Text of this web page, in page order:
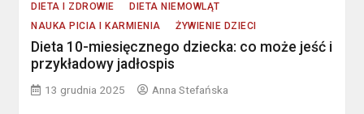
DIETA I ZDROWIE
DIETA NIEMOWLĄT
NAUKA PICIA I KARMIENIA
ŻYWIENIE DZIECI
Dieta 10-miesięcznego dziecka: co może jeść i
przykładowy jadłospis
13 grudnia 2025 Anna Stefańska